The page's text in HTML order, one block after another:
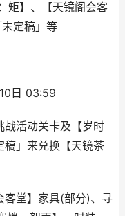
】、【天镜阁会客
定稿」等
日 03:59
战活动关卡及【岁时
稿」来兑换【天镜茶
客堂】家具(部分)、寻